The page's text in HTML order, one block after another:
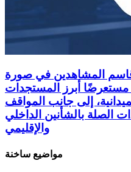
المشاهدين في صورة
مستعرضًا أبرز المستجدات
إلى جانب المواقف
الصلة بالشأنين الداخلي
والإقليمي
مواضيع ساخنة